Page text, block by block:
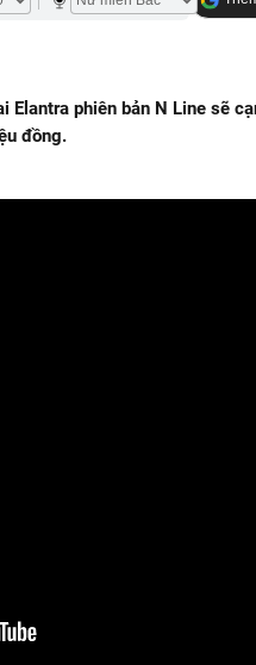
Elantra phiên bản N Line sẽ
đồng.